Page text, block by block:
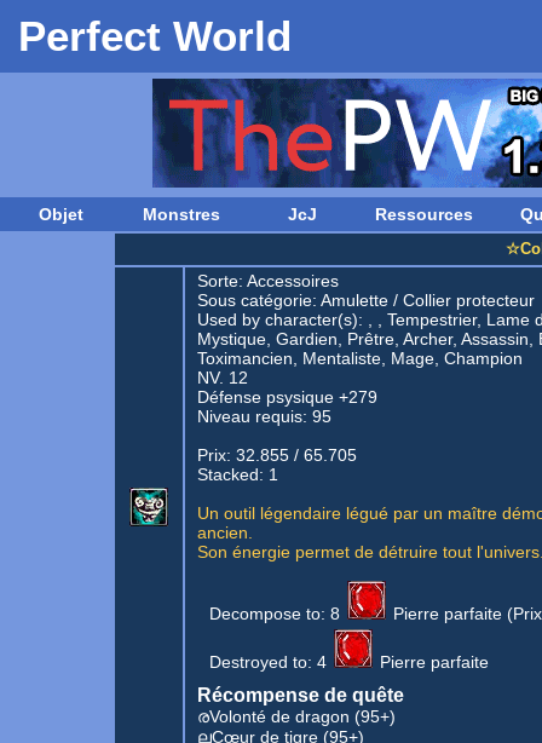
Perfect World
Objet Monstres JcJ Ressources
Sorte: Accessoires
Sous catégorie: Amulette/ Collier protecteur
Used by character(s): , , Tempestrier, Lame
Mystique, Gardien, Prêtre, Archer, Assassin,
Toximancien, Mentaliste, Mage, Champion
NV. 12
Défense psysique +279
Niveau requis: 95
Prix: 32.855 / 65.705
Stacked: 1
Un outil légendaire légué par un maître
ancien.
Son énergie permet de détruire tout
Decompose to: 8 Pierre parfaite
Destroyed to: 4 Pierre parfaite
Récompense de quête
രVolonté de dragon (95+)
ലCœur de tigre(95+)